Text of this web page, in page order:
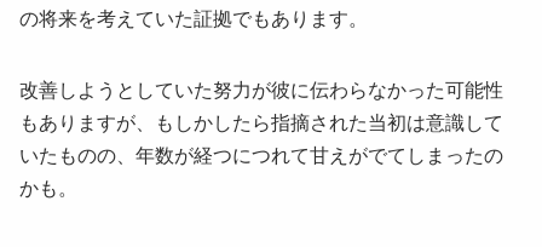
の将来を考えていた証拠でもあります。
改善しようとしていた努力が彼に伝わらなかった可能性
もありますが、もしかしたら指摘された当初は意識して
いたものの、年数が経つにつれて甘えがでてしまったの
かも。